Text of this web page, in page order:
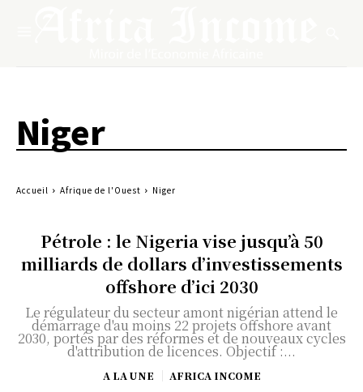
Niger
Accueil Afrique de l'Ouest Niger
Pétrole : le Nigeria vise jusqu’à 50
milliards de dollars d’investissements
offshore d’ici 2030
Le régulateur du secteur amont nigérian attend le
démarrage d'au moins 22 projets offshore avant
2030, portés par des réformes et de nouveaux cycles
d'attribution de licences. Objectif :...
A LA UNE AFRICA INCOME